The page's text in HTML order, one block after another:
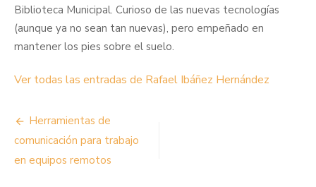
Biblioteca Municipal. Curioso de las nuevas tecnologías
(aunque ya no sean tan nuevas), pero empeñado en
mantener los pies sobre el suelo.
Ver todas las entradas de Rafael Ibáñez Hernández
Navegación
de
entradas
Herramientas de
comunicación para trabajo
en equipos remotos